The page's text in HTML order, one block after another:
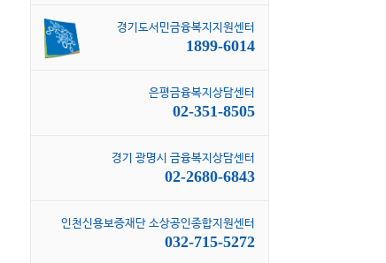
경기도서민금융복지지원센터
1899-6014
은평금융복지상담센터
02-351-8505
경기 광명시 금융복지상담센터
02-2680-6843
인천신용보증재단 소상공인종합지원센터
032-715-5272